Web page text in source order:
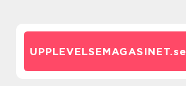
UPPLEVELSEMAGASINET.se